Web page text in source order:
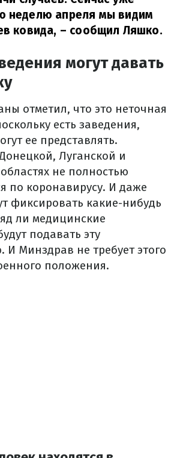
неделю апреля мы видим
ковида, – сообщил Ляшко.
могут давать
отметил, что это неточная
есть заведения,
ее представлять.
Луганской и
не полностью
по коронавирусу. И даже
фиксировать какие-нибудь
ли медицинские
подавать эту
Минздрав не требует этого
положения.